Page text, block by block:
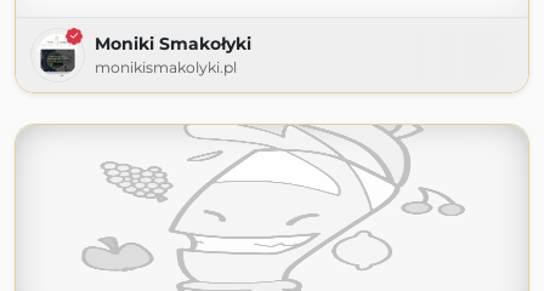
Moniki Smakołyki
monikismakolyki.pl